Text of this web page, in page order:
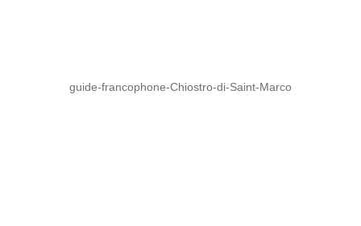
guide-francophone-Chiostro-di-Saint-Marco